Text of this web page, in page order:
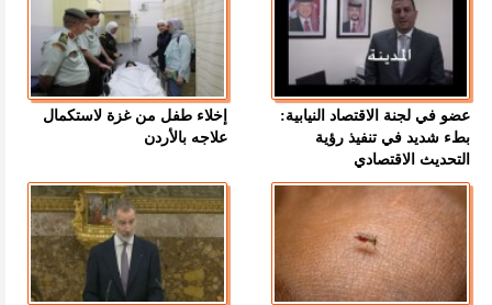
عضو في لجنة الاقتصاد النيابية:
بطء شديد في تنفيذ رؤية
التحديث الاقتصادي
إخلاء طفل من غزة لاستكمال
علاجه بالأردن